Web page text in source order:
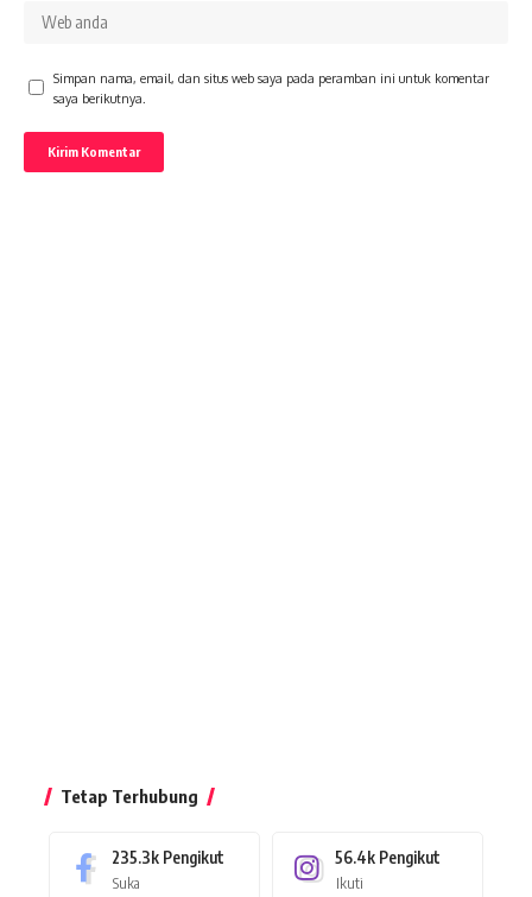
Simpan nama, email, dan situs web saya pada peramban ini untuk komentar
saya berikutnya.
Tetap Terhubung
235.3k Pengikut
Suka
56.4k Pengikut
Ikuti